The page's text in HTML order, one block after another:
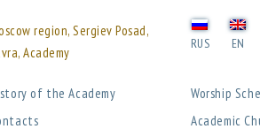
region, Sergiev Posad,
Academy
RUS EN
of the Academy
Worship
Academic